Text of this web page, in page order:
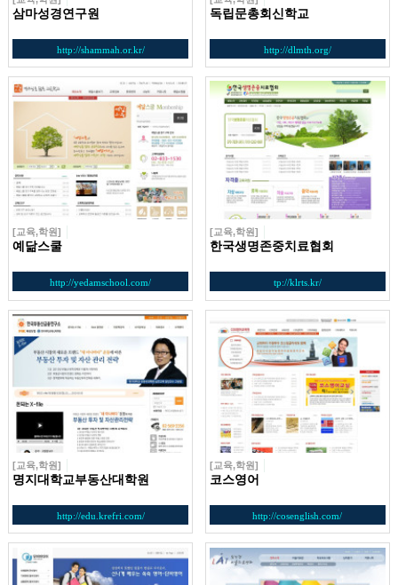
삼마성경연구원
http://shammah.or.kr/
독립문총회신학교
http://dlmth.org/
[교육,학원]
예닮스쿨
http://yedamschool.com/
[교육,학원]
한국생명존중치료협회
tp://klrts.kr/
[교육,학원]
명지대학교부동산대학원
http://edu.krefri.com/
[교육,학원]
코스영어
http://cosenglish.com/